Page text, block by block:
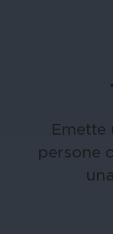
Emette
persone